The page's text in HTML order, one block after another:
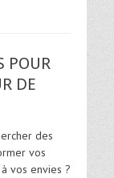
POUR
DE
des
vos
vos envies ?